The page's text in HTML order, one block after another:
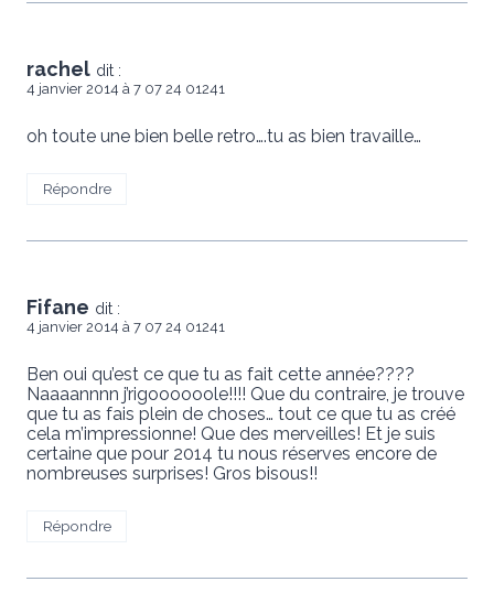
rachel dit :
4 janvier 2014 à 7 07 24 01241
oh toute une bien belle retro….tu as bien travaille…
Répondre
Fifane dit :
4 janvier 2014 à 7 07 24 01241
Ben oui qu’est ce que tu as fait cette année????
Naaaannnn j’rigoooooole!!!! Que du contraire, je trouve
que tu as fais plein de choses… tout ce que tu as créé
cela m’impressionne! Que des merveilles! Et je suis
certaine que pour 2014 tu nous réserves encore de
nombreuses surprises! Gros bisous!!
Répondre